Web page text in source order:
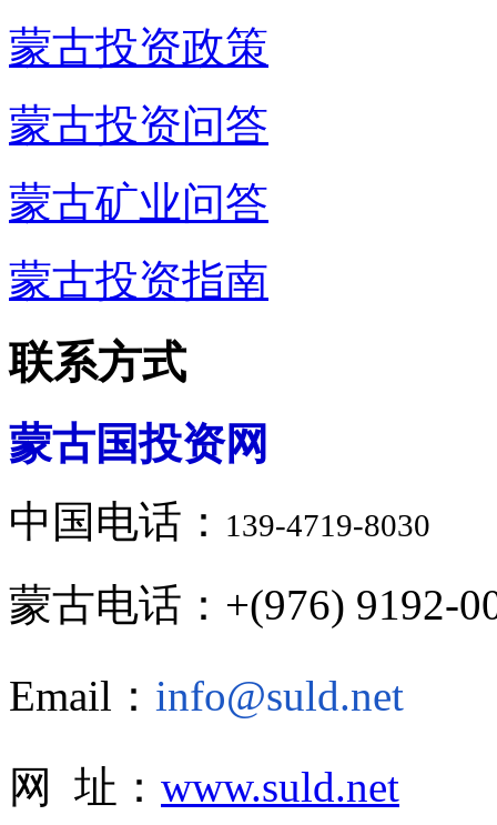
蒙古投资政策
蒙古投资问答
蒙古矿业问答
蒙古投资指南
联系方式
蒙古国投资网
中国电话： 139-4719-8030
蒙古电话：+(976) 9192-
Email： info@suld.net
网 址： www.suld.net